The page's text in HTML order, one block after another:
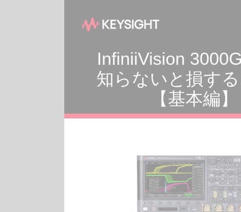
InfiniiVision
知らないと損す
【基本編